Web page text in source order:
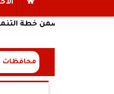
خطة التنمية الاقتصادية